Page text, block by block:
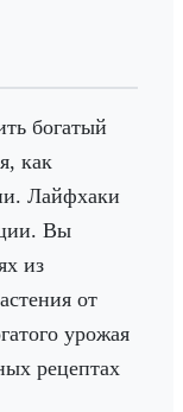
богатый
как
Лайфхаки
Вы
из
от
урожая
рецептах